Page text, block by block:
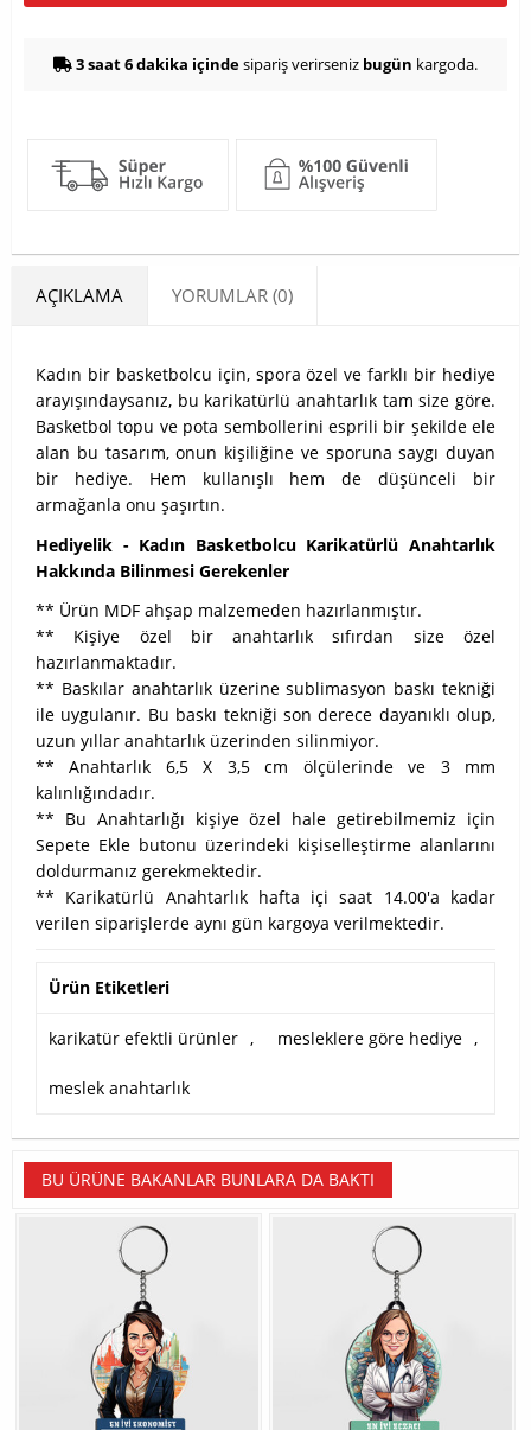
3 saat 6 dakika içindesipariş verirseniz bugün kargoda.
AÇIKLAMA YORUMLAR (0)
Kadın bir basketbolcu için, spora özel ve farklı bir hediye
arayışındaysanız, bu karikatürlü anahtarlık tam size göre.
Basketbol topu ve pota sembollerini esprili bir şekilde ele
alan bu tasarım, onun kişiliğine ve sporuna saygı duyan
bir hediye. Hem kullanışlı hem de düşünceli bir
armağanla onu şaşırtın.
Hediyelik - Kadın Basketbolcu Karikatürlü Anahtarlık
Hakkında Bilinmesi Gerekenler
** Ürün MDF ahşap malzemeden hazırlanmıştır.
** Kişiye özel bir anahtarlık sıfırdan size özel
hazırlanmaktadır.
** Baskılar anahtarlık üzerine sublimasyon baskı tekniği
ile uygulanır. Bu baskı tekniği son derece dayanıklı olup,
uzun yıllar anahtarlık üzerinden silinmiyor.
** Anahtarlık 6,5 X 3,5 cm ölçülerinde ve 3 mm
kalınlığındadır.
** Bu Anahtarlığı kişiye özel hale getirebilmemiz için
Sepete Ekle butonu üzerindeki kişiselleştirme alanlarını
doldurmanız gerekmektedir.
** Karikatürlü Anahtarlık hafta içi saat 14.00'a kadar
verilen siparişlerde aynı gün kargoya verilmektedir.
Ürün Etiketleri
karikatür efektli ürünler , mesleklere göre hediye ,
meslek anahtarlık
BU ÜRÜNE BAKANLAR BUNLARA DA BAKTI